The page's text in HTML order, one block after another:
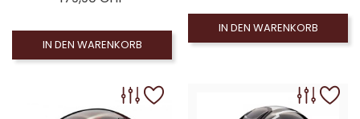
IN DEN WARENKORB
IN DEN WARENKORB